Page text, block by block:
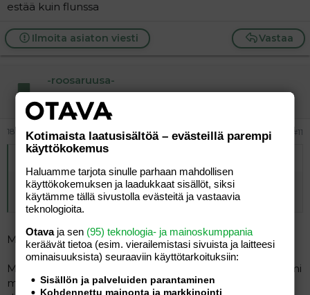
estää kuin flunssa
Vastaa
Ilmoita asiaton viesti
-roosaruusa-
Tunnettu jäsen
18.05.2026 #11
Alkuperäinen kirjoittaja
Kyllä mä edelleen väitän, että esim tippuri on helpompi
estää kuin flunssa
Mutta.
Myönnä pois, että sun mielestä se joka saa tippurin toimi
moraalisesti väärin mutta se joka meni flunssaisena
Kotimaista laatusisältöä – evästeillä parempi
käyttökokemus
Haluamme tarjota sinulle parhaan mahdollisen
käyttökokemuksen ja laadukkaat sisällöt, siksi
käytämme tällä sivustolla evästeitä ja vastaavia
teknologioita.
Otavaja sen (95) teknologia- ja mainoskumppania
keräävät tietoa (esim. vierailemis­tasi sivuista ja laitteesi
ominaisuuk­sista) seuraaviin käyttötarkoituksiin:
Sisällön ja palveluiden parantaminen
Kohdennettu mainonta ja markkinointi